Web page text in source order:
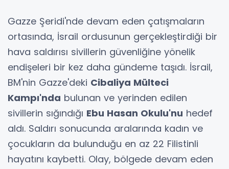
Gazze Şeridi'nde devam eden çatışmaların
ortasında, İsrail ordusunun gerçekleştirdiği bir
hava saldırısı sivillerin güvenliğine yönelik
endişeleri bir kez daha gündeme taşıdı. İsrail,
BM'nin Gazze'deki Cibaliya Mülteci
Kampı'nda bulunan ve yerinden edilen
sivillerin sığındığı Ebu Hasan Okulu'nu hedef
aldı. Saldırı sonucunda aralarında kadın ve
çocukların da bulunduğu en az 22 Filistinli
hayatını kaybetti. Olay, bölgede devam eden